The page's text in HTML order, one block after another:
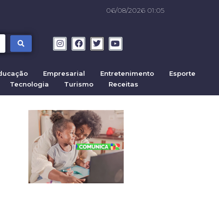
06/08/2026 01:05
Empresarial Entretenimento
Esporte
Tecnologia Turismo Receitas